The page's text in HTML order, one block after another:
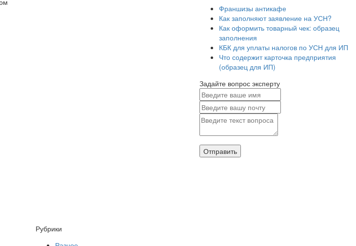
Франшизы антикафе
Как заполняют заявление на УСН?
Как оформить товарный чек: образец
заполнения
КБК для уплаты налогов по УСН для ИП
Что содержит карточка предприятия
(образец для ИП)
Задайте вопрос эксперту
Рубрики